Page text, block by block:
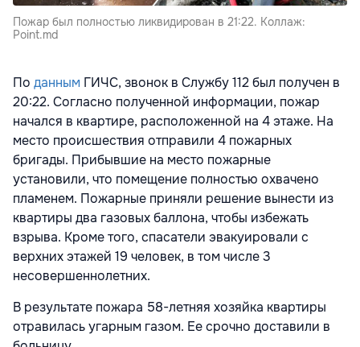
Пожар был полностью ликвидирован в 21:22. Коллаж:
Point.md
По данным ГИЧС, звонок в Службу 112 был получен в
20:22. Согласно полученной информации, пожар
начался в квартире, расположенной на 4 этаже. На
место происшествия отправили 4 пожарных
бригады. Прибывшие на место пожарные
установили, что помещение полностью охвачено
пламенем. Пожарные приняли решение вынести из
квартиры два газовых баллона, чтобы избежать
взрыва. Кроме того, спасатели эвакуировали с
верхних этажей 19 человек, в том числе 3
несовершеннолетних.
В результате пожара 58-летняя хозяйка квартиры
отравилась угарным газом. Ее срочно доставили в